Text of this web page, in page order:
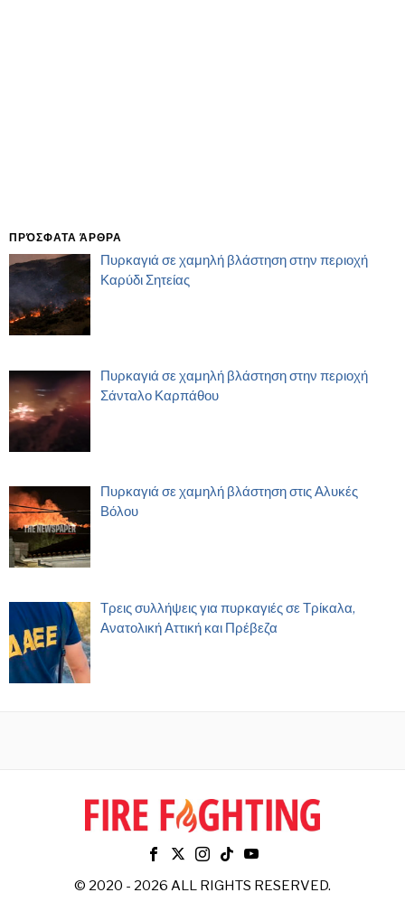
ΠΡΌΣΦΑΤΑ ΆΡΘΡΑ
Πυρκαγιά σε χαμηλή βλάστηση στην περιοχή
Καρύδι Σητείας
Πυρκαγιά σε χαμηλή βλάστηση στην περιοχή
Σάνταλο Καρπάθου
Πυρκαγιά σε χαμηλή βλάστηση στις Αλυκές
Βόλου
Τρεις συλλήψεις για πυρκαγιές σε Τρίκαλα,
Ανατολική Αττική και Πρέβεζα
© 2020 - 2026 ALL RIGHTS RESERVED.